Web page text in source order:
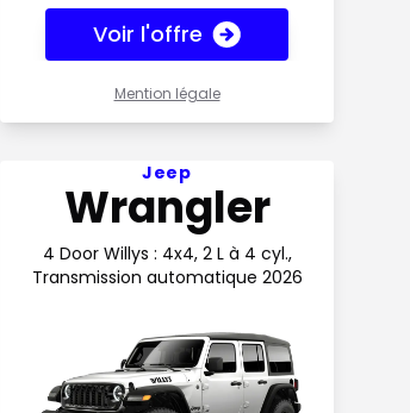
Voir l'offre
Mention légale
Voir l'offre 216$ par semaine en
Jeep
Wrangler
4 Door Willys : 4x4, 2 L à 4 cyl.,
Transmission automatique 2026